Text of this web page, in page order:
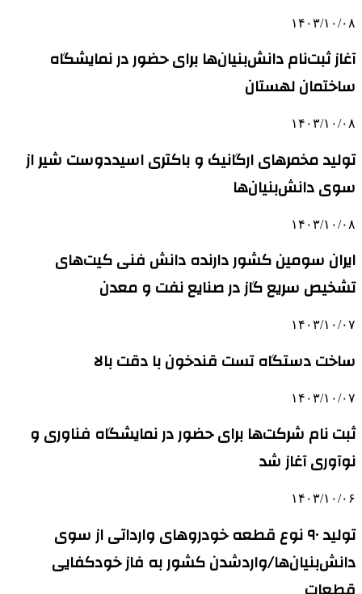
۱۴۰۳/۱۰/۰۸
آغاز ثبت‌نام دانش‌بنیان‌ها برای حضور در نمایشگاه
ساختمان لهستان
۱۴۰۳/۱۰/۰۸
تولید مخمرهای ارگانیک و باکتری اسیددوست شیر از
سوی دانش‌بنیان‌ها
۱۴۰۳/۱۰/۰۸
ایران سومین کشور دارنده دانش فنی کیت‌های
تشخیص سریع گاز در صنایع نفت و معدن
۱۴۰۳/۱۰/۰۷
ساخت دستگاه تست قندخون با دقت بالا
۱۴۰۳/۱۰/۰۷
ثبت نام شرکت‌ها برای حضور در نمایشگاه فناوری و
نوآوری آغاز شد
۱۴۰۳/۱۰/۰۶
تولید ۹۰ نوع قطعه خودروهای وارداتی از سوی
دانش‌بنیان‌ها/واردشدن کشور به فاز خودکفایی